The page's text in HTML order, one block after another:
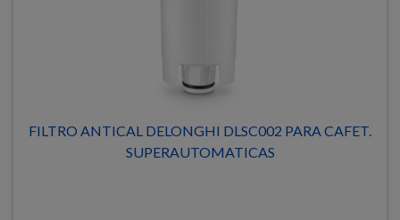
FILTRO ANTICAL DELONGHI DLSC002 PARA CAFET.
SUPERAUTOMATICAS